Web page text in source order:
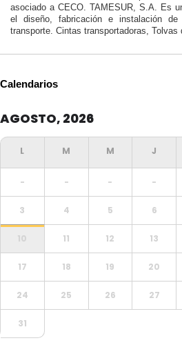
asociado a CECO. TAMESUR, S.A. Es
el diseño, fabricación e instalación
transporte. Cintas transportadoras, Tolvas
Calendarios
AGOSTO, 2026
- - - -
3 4 5 6
10 11 12 13
17 18 19 20
24 25 26 27
31